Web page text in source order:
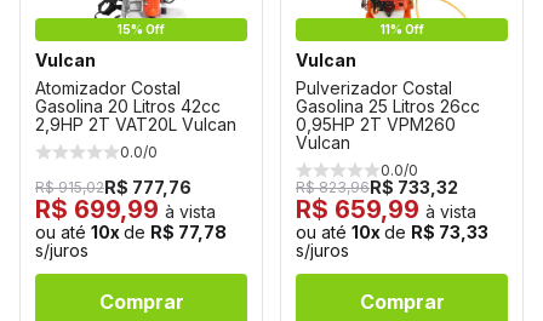
15% Off
Vulcan
Atomizador Costal
Gasolina 20 Litros 42cc
2,9HP 2T VAT20L Vulcan
0.0/0
R$ 915,02R$ 777,76
R$ 699,99 à vista
ou até 10x de R$ 77,78
s/juros
Comprar
11% Off
Vulcan
Pulverizador Costal
Gasolina 25 Litros 26cc
0,95HP 2T VPM260
Vulcan
0.0/0
R$ 823,96R$ 733,32
R$ 659,99 à vista
ou até 10x de R$ 73,33
s/juros
Comprar